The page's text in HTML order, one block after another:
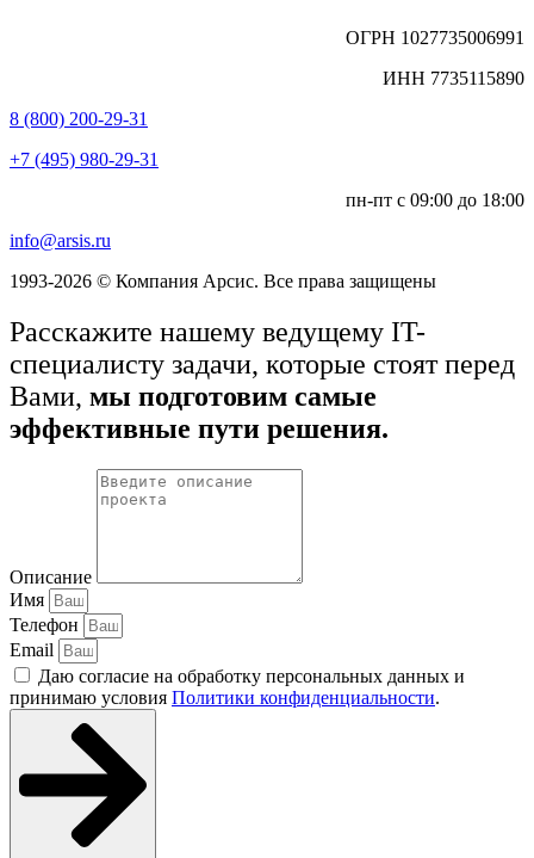
ОГРН 1027735006991
ИНН 7735115890
8 (800) 200-29-31
+7 (495) 980-29-31
пн-пт с 09:00 до 18:00
info@arsis.ru
1993-2026 © Компания Арсис. Все права защищены
Расскажите нашему ведущему IT-
специалисту задачи, которые стоят перед
Вами, мы подготовим самые
эффективные пути решения.
Описание
Имя
Телефон
Email
Даю согласие на обработку персональных данных и
принимаю условия Политики конфиденциальности.